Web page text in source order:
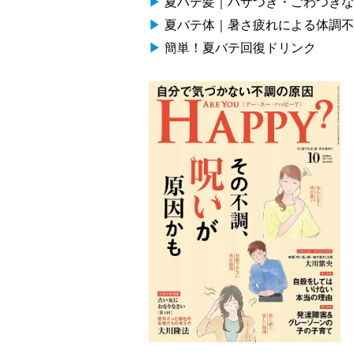
▶ 夏バテ体｜暑さ疲れによる体調
▶ 簡単！夏バテ回復ドリンク